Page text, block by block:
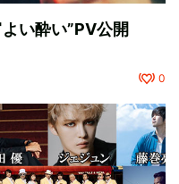
よい酔い”PV公開
0